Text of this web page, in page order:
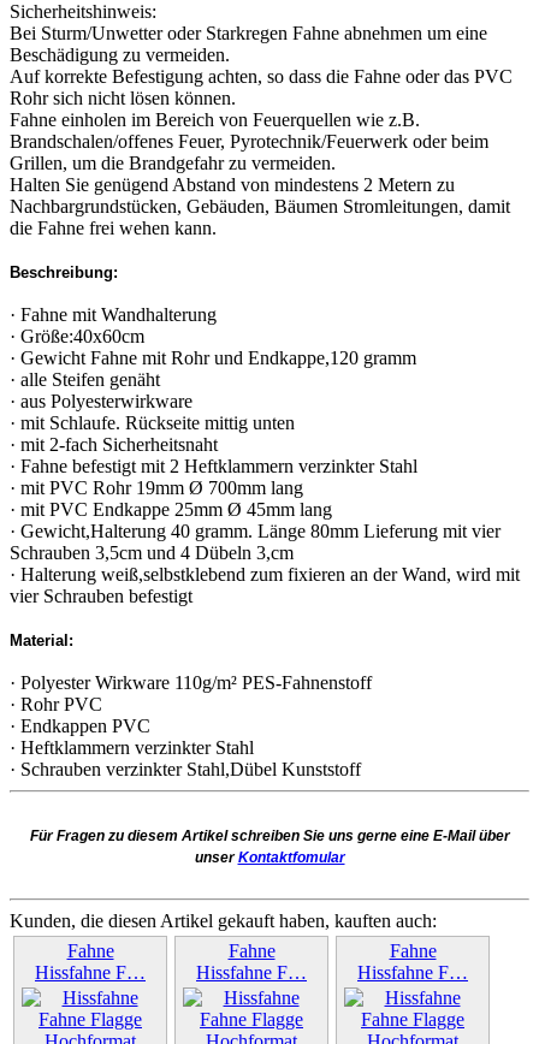
Sicherheitshinweis:
Bei Sturm/Unwetter oder Starkregen Fahne abnehmen um eine
Beschädigung zu vermeiden.
Auf korrekte Befestigung achten, so dass die Fahne oder das PVC
Rohr sich nicht lösen können.
Fahne einholen im Bereich von Feuerquellen wie z.B.
Brandschalen/offenes Feuer, Pyrotechnik/Feuerwerk oder beim
Grillen, um die Brandgefahr zu vermeiden.
Halten Sie genügend Abstand von mindestens 2 Metern zu
Nachbargrundstücken, Gebäuden, Bäumen Stromleitungen, damit
die Fahne frei wehen kann.
Beschreibung:
· Fahne mit Wandhalterung
· Größe:40x60cm
· Gewicht Fahne mit Rohr und Endkappe,120 gramm
· alle Steifen genäht
· aus Polyesterwirkware
· mit Schlaufe. Rückseite mittig unten
· mit 2-fach Sicherheitsnaht
· Fahne befestigt mit 2 Heftklammern verzinkter Stahl
· mit PVC Rohr 19mm Ø 700mm lang
· mit PVC Endkappe 25mm Ø 45mm lang
· Gewicht,Halterung 40 gramm. Länge 80mm Lieferung mit vier
Schrauben 3,5cm und 4 Dübeln 3,cm
· Halterung weiß,selbstklebend zum fixieren an der Wand, wird mit
vier Schrauben befestigt
Material:
· Polyester Wirkware 110g/m² PES-Fahnenstoff
· Rohr PVC
· Endkappen PVC
· Heftklammern verzinkter Stahl
· Schrauben verzinkter Stahl,Dübel Kunststoff
Für Fragen zu diesem Artikel schreiben Sie uns gerne eine E-Mail über
unserKontaktfomular
Kunden, die diesen Artikel gekauft haben, kauften auch:
Fahne
Hissfahne F…
Fahne
Hissfahne F…
Fahne
Hissfahne F…